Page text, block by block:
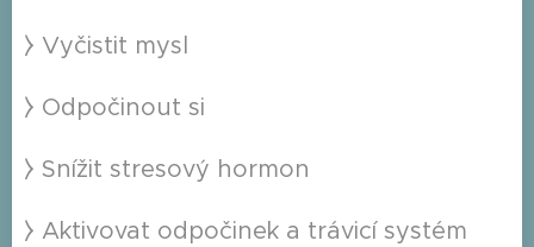
⧽ Vyčistit mysl
⧽ Odpočinout si
⧽ Snížit stresový hormon
⧽ Aktivovat odpočinek a trávicí systém